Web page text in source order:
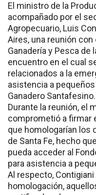
El ministro de la
acompañado por el
Agropecuario, Luis
Aires, una reunión
Ganadería y Pesca de
encuentro en el cual
relacionados a la
asistencia a
Ganadero Santafesino.
Durante la reunión, el
comprometió a firmar
que homologarían los
de Santa Fe, hecho
pueda acceder al
para asistencia a
Al respecto,
homologación,